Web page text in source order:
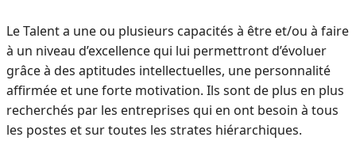
Le Talent a une ou plusieurs capacités à être et/ou à faire
à un niveau d’excellence qui lui permettront d’évoluer
grâce à des aptitudes intellectuelles, une personnalité
affirmée et une forte motivation. Ils sont de plus en plus
recherchés par les entreprises qui en ont besoin à tous
les postes et sur toutes les strates hiérarchiques.